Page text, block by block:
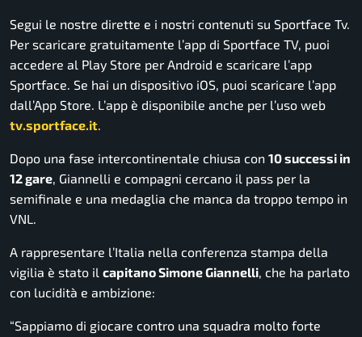
Segui le nostre dirette e i nostri contenuti su Sportface Tv.
Per scaricare gratuitamente l’app di Sportface TV, puoi
accedere al Play Store per Android e scaricare l’app
Sportface. Se hai un dispositivo iOS, puoi scaricare l’app
dall’App Store. L’app è disponibile anche per l’uso web
tv.sportface.it.
Dopo una fase intercontinentale chiusa con 10 successi in
12 gare, Giannelli e compagni cercano il pass per la
semifinale e una medaglia che manca da troppo tempo in
VNL.
A rappresentare l’Italia nella conferenza stampa della
vigilia è stato il capitano Simone Giannelli, che ha parlato
con lucidità e ambizione:
“Sappiamo di giocare contro una squadra molto forte